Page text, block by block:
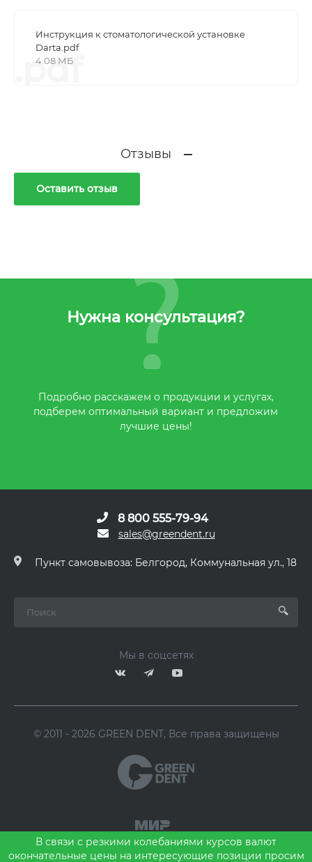
Инструкция к стоматологической установке
Darta.pdf
4.08 МБ
.pdf
Отзывы
Оставить отзыв
Нужна консультация?
Подробно расскажем о продукции и услугах,
подберем оптимальный вариант и предложим
лучшие цены!
8 800 555-79-94
sales@greendent.ru
Пункт самовывоза: Белгород, Коммунальная ул., 18
Мы в соцсетях
© 2011 - 2026 GREEN DENT, Все права защищены
В связи с резкими колебаниями курсов валют
окончательные цены на интересующие позиции просим